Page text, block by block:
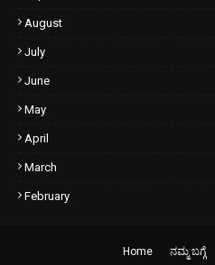
August
July
June
May
April
March
February
Home ನಮ್ಮ ಬಗ್ಗೆ